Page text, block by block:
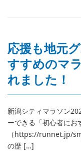
応援も地元
すすめのマ
れました！
新潟シティマラソン
ーできる「初心者にお
（https://runnet.jp/
の歴 […]